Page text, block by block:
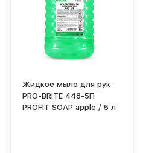
Жидкое мыло для рук
PRO-BRITE 448-5П
PROFIT SOAP apple / 5 л